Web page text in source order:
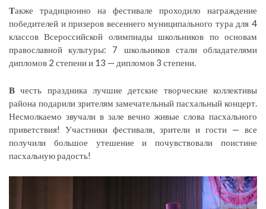
Также традиционно на фестивале проходило награждение
победителей и призеров весеннего муниципального тура для 4
классов Всероссийской олимпиады школьников по основам
православной культуры: 7 школьников стали обладателями
дипломов 2 степени и 13 — дипломов 3 степени.
В честь праздника лучшие детские творческие коллективы
района подарили зрителям замечательный пасхальный концерт.
Несмолкаемо звучали в зале вечно живые слова пасхального
приветствия! Участники фестиваля, зрители и гости — все
получили большое утешение и почувствовали поистине
пасхальную радость!